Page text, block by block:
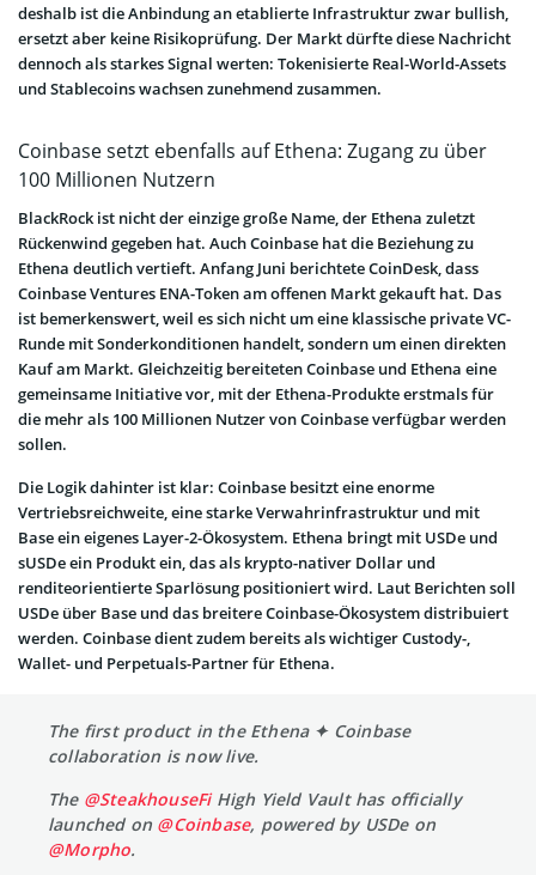
deshalb ist die Anbindung an etablierte Infrastruktur zwar bullish,
ersetzt aber keine Risikoprüfung. Der Markt dürfte diese Nachricht
dennoch als starkes Signal werten: Tokenisierte Real-World-Assets
und Stablecoins wachsen zunehmend zusammen.
Coinbase setzt ebenfalls auf Ethena: Zugang zu über
100 Millionen Nutzern
BlackRock ist nicht der einzige große Name, der Ethena zuletzt
Rückenwind gegeben hat. Auch Coinbase hat die Beziehung zu
Ethena deutlich vertieft. Anfang Juni berichtete CoinDesk, dass
Coinbase Ventures ENA-Token am offenen Markt gekauft hat. Das
ist bemerkenswert, weil es sich nicht um eine klassische private VC-
Runde mit Sonderkonditionen handelt, sondern um einen direkten
Kauf am Markt. Gleichzeitig bereiteten Coinbase und Ethena eine
gemeinsame Initiative vor, mit der Ethena-Produkte erstmals für
die mehr als 100 Millionen Nutzer von Coinbase verfügbar werden
sollen.
Die Logik dahinter ist klar: Coinbase besitzt eine enorme
Vertriebsreichweite, eine starke Verwahrinfrastruktur und mit
Base ein eigenes Layer-2-Ökosystem. Ethena bringt mit USDe und
sUSDe ein Produkt ein, das als krypto-nativer Dollar und
renditeorientierte Sparlösung positioniert wird. Laut Berichten soll
USDe über Base und das breitere Coinbase-Ökosystem distribuiert
werden. Coinbase dient zudem bereits als wichtiger Custody-,
Wallet- und Perpetuals-Partner für Ethena.
The first product in the Ethena ✦ Coinbase
collaboration is now live.
The @SteakhouseFiHigh Yield Vault has officially
launched on @Coinbase, powered by USDe on
@Morpho.